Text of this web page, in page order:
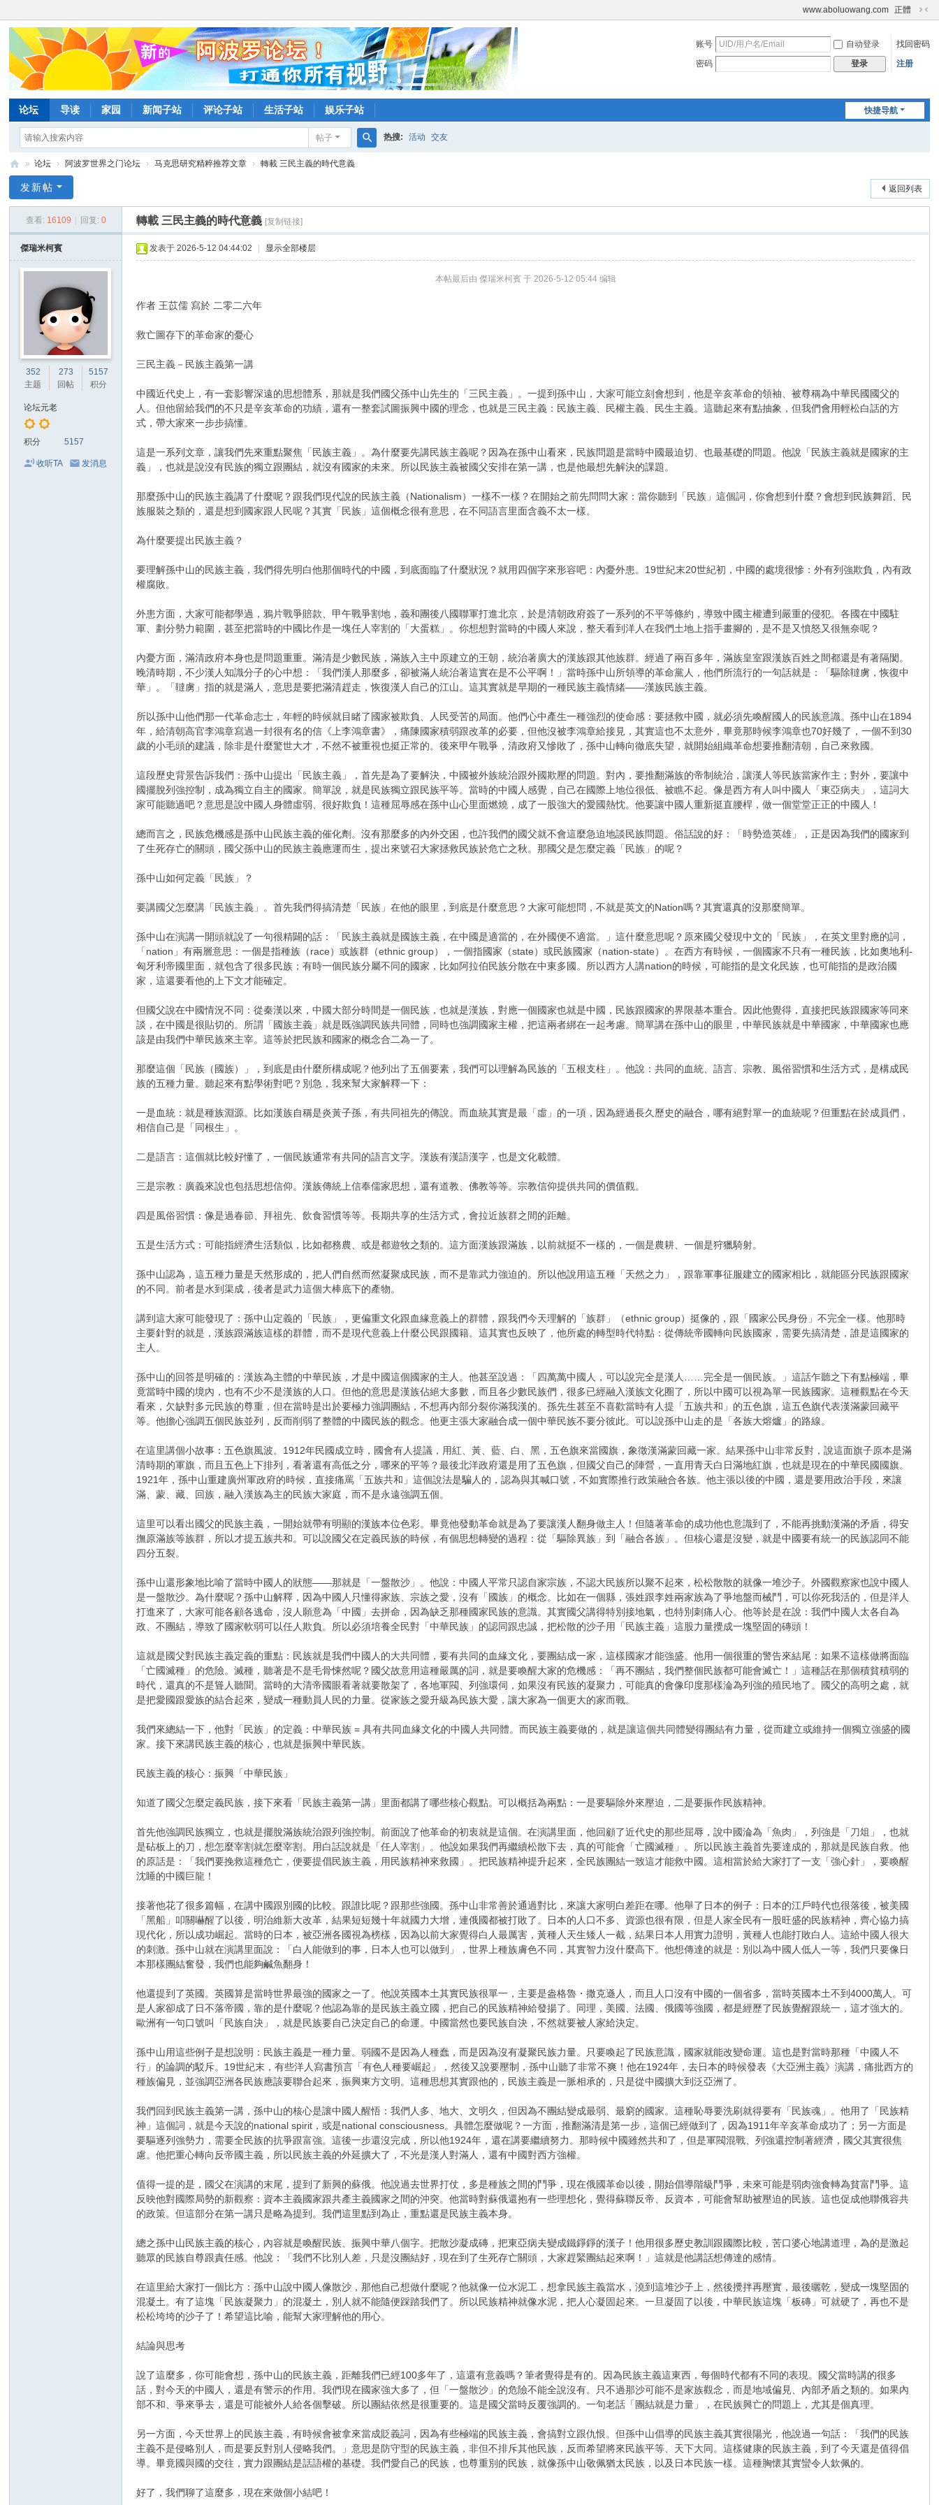
www.aboluowang.com 正體
切
到
账号 自动登录
找回密码
密码
登录 注册
快捷导航
论坛 导读 家园 新闻子站 评论子站 生活子站 娱乐子站
帖子 热搜: 活动 交友
波
网
» 论坛 › 阿波罗世界之门论坛 › 马克思研究精粹推荐文章 › 轉載 三民主義的時代意義
返回列表
发新帖
查看: 16109 回复: 0 轉載 三民主義的時代意義 [复制链接]
傑瑞米柯賓
352
主题
273
回帖
5157
积分
论坛元老
积分 5157
收听TA 发消息
发表于 2026-5-12 04:44:02 显示全部楼层
本帖最后由 傑瑞米柯賓 于 2026-5-12 05:44 编辑
作者 王苡儒 寫於 二零二六年
救亡圖存下的革命家的憂心
三民主義－民族主義第一講
中國近代史上，有一套影響深遠的思想體系，那就是我們國父孫中山先生的「三民主義」。一提到孫中山，大家可能立刻會想到，他是辛亥革命的領袖、被尊稱為中華民國國父的
人。但他留給我們的不只是辛亥革命的功績，還有一整套試圖振興中國的理念，也就是三民主義：民族主義、民權主義、民生主義。這聽起來有點抽象，但我們會用輕松白話的方
式，帶大家來一步步搞懂。
這是一系列文章，讓我們先來重點聚焦「民族主義」。為什麼要先講民族主義呢？因為在孫中山看來，民族問題是當時中國最迫切、也最基礎的問題。他說「民族主義就是國家的主
義」​，也就是說沒有民族的獨立跟團結，就沒有國家的未來。所以民族主義被國父安排在第一講，也是他最想先解決的課題。
那麼孫中山的民族主義講了什麼呢？跟我們現代說的民族主義（Nationalism）一樣不一樣？在開始之前先問問大家：當你聽到「民族」這個詞，你會想到什麼？會想到民族舞蹈、民
族服裝之類的，還是想到國家跟人民呢？其實「民族」這個概念很有意思，在不同語言里面含義不太一樣。
為什麼要提出民族主義？
要理解孫中山的民族主義，我們得先明白他那個時代的中國，到底面臨了什麼狀況？就用四個字來形容吧：內憂外患。19世紀末20世紀初，中國的處境很慘：外有列強欺負，內有政
權腐敗。
外患方面，大家可能都學過，鴉片戰爭賠款、甲午戰爭割地，義和團後八國聯軍打進北京，於是清朝政府簽了一系列的不平等條約，導致中國主權遭到嚴重的侵犯。各國在中國駐
軍、劃分勢力範圍，甚至把當時的中國比作是一塊任人宰割的「大蛋糕」。你想想對當時的中國人來說，整天看到洋人在我們土地上指手畫腳的，是不是又憤怒又很無奈呢？
內憂方面，滿清政府本身也是問題重重。滿清是少數民族，滿族入主中原建立的王朝，統治著廣大的漢族跟其他族群。經過了兩百多年，滿族皇室跟漢族百姓之間都還是有著隔閡。
晚清時期，不少漢人知識分子的心中想：「我們漢人那麼多，卻被滿人統治著這實在是不公平啊！」當時孫中山所領導的革命黨人，他們所流行的一句話就是：「驅除韃虜，恢復中
華」。「韃虜」指的就是滿人，意思是要把滿清趕走，恢復漢人自己的江山。這其實就是早期的一種民族主義情緒——漢族民族主義。
所以孫中山他們那一代革命志士，年輕的時候就目睹了國家被欺負、人民受苦的局面。他們心中產生一種強烈的使命感：要拯救中國，就必須先喚醒國人的民族意識。孫中山在1894
年，給清朝高官李鴻章寫過一封很有名的信《上李鴻章書》，痛陳國家積弱跟改革的必要，但他沒被李鴻章給接見，其實這也不太意外，畢竟那時候李鴻章也70好幾了，一個不到30
歲的小毛頭的建議，除非是什麼驚世大才，不然不被重視也挺正常的。後來甲午戰爭，清政府又慘敗了，孫中山轉向徹底失望，就開始組織革命想要推翻清朝，自己來救國。
這段歷史背景告訴我們：孫中山提出「民族主義」，首先是為了要解決，中國被外族統治跟外國欺壓的問題。對內，要推翻滿族的帝制統治，讓漢人等民族當家作主；對外，要讓中
國擺脫列強控制，成為獨立自主的國家。簡單說，就是民族獨立跟民族平等。當時的中國人感覺，自己在國際上地位很低、被瞧不起。像是西方有人叫中國人「東亞病夫」，這詞大
家可能聽過吧？意思是說中國人身體虛弱、很好欺負！這種屈辱感在孫中山心里面燃燒，成了一股強大的愛國熱忱。他要讓中國人重新挺直腰桿，做一個堂堂正正的中國人！
總而言之，民族危機感是孫中山民族主義的催化劑。沒有那麼多的內外交困，也許我們的國父就不會這麼急迫地談民族問題。俗話說的好：「時勢造英雄」，正是因為我們的國家到
了生死存亡的關頭，國父孫中山的民族主義應運而生，提出來號召大家拯救民族於危亡之秋。那國父是怎麼定義「民族」的呢？
孫中山如何定義「民族」？
要講國父怎麼講「民族主義」。首先我們得搞清楚「民族」在他的眼里，到底是什麼意思？大家可能想問，不就是英文的Nation嗎？其實還真的沒那麼簡單。
孫中山在演講一開頭就說了一句很精闢的話：「民族主義就是國族主義，在中國是適當的，在外國便不適當。」這什麼意思呢？原來國父發現中文的「民族」，在英文里對應的詞，
「nation」有兩層意思：一個是指種族（race）或族群（ethnic group），一個指國家（state）或民族國家（nation-state）​。在西方有時候，一個國家不只有一種民族，比如奧地利-
匈牙利帝國里面，就包含了很多民族；有時一個民族分屬不同的國家，比如阿拉伯民族分散在中東多國。所以西方人講nation的時候，可能指的是文化民族，也可能指的是政治國
家，這還要看他的上下文才能確定。
但國父說在中國情況不同：從秦漢以來，中國大部分時間是一個民族，也就是漢族，對應一個國家也就是中國，民族跟國家的界限基本重合​。因此他覺得，直接把民族跟國家等同來
談，在中國是很貼切的。所謂「國族主義」就是既強調民族共同體，同時也強調國家主權，把這兩者綁在一起考慮。簡單講在孫中山的眼里，中華民族就是中華國家，中華國家也應
該是由我們中華民族來主宰。這等於把民族和國家的概念合二為一了。
那麼這個「民族（國族）」，到底是由什麼所構成呢？他列出了五個要素，我們可以理解為民族的「五根支柱」。他說：共同的血統、語言、宗教、風俗習慣和生活方式，是構成民
族的五種力量​。聽起來有點學術對吧？別急，我來幫大家解釋一下：
一是血統：就是種族淵源。比如漢族自稱是炎黃子孫，有共同祖先的傳說。而血統其實是最「虛」的一項，因為經過長久歷史的融合，哪有絕對單一的血統呢？但重點在於成員們，
相信自己是「同根生」。
二是語言：這個就比較好懂了，一個民族通常有共同的語言文字。漢族有漢語漢字，也是文化載體。
三是宗教：廣義來說也包括思想信仰。漢族傳統上信奉儒家思想，還有道教、佛教等等。宗教信仰提供共同的價值觀。
四是風俗習慣：像是過春節、拜祖先、飲食習慣等等。長期共享的生活方式，會拉近族群之間的距離。
五是生活方式：可能指經濟生活類似，比如都務農、或是都遊牧之類的。這方面漢族跟滿族，以前就挺不一樣的，一個是農耕、一個是狩獵騎射。
孫中山認為，這五種力量是天然形成的，把人們自然而然凝聚成民族，而不是靠武力強迫的​。所以他說用這五種「天然之力」，跟靠軍事征服建立的國家相比，就能區分民族跟國家
的不同​。前者是水到渠成，後者是武力這個大棒底下的產物。
講到這大家可能發現了：孫中山定義的「民族」，更偏重文化跟血緣意義上的群體，跟我們今天理解的「族群」（ethnic group）挺像的，跟「國家公民身份」不完全一樣。他那時
主要針對的就是，漢族跟滿族這樣的群體，而不是現代意義上什麼公民跟國籍。這其實也反映了，他所處的轉型時代特點：從傳統帝國轉向民族國家，需要先搞清楚，誰是這國家的
主人。
孫中山的回答是明確的：漢族為主體的中華民族，才是中國這個國家的主人。他甚至說過：「四萬萬中國人，可以說完全是漢人……完全是一個民族。」這話乍聽之下有點極端，畢
竟當時中國的境內，也有不少不是漢族的人口。但他的意思是漢族佔絕大多數，而且各少數民族們，很多已經融入漢族文化圈了，所以中國可以視為單一民族國家。這種觀點在今天
看來，欠缺對多元民族的尊重，但在當時是出於要極力強調團結，不想再內部分裂你滿我漢的。孫先生甚至不喜歡當時有人提「五族共和」的五色旗，這五色旗代表漢滿蒙回藏平
等。他擔心強調五個民族並列，反而削弱了整體的中國民族的觀念。他更主張大家融合成一個中華民族不要分彼此。可以說孫中山走的是「各族大熔爐」的路線。
在這里講個小故事：五色旗風波。1912年民國成立時，國會有人提議，用紅、黃、藍、白、黑，五色旗來當國旗，象徵漢滿蒙回藏一家。結果孫中山非常反對，說這面旗子原本是滿
清時期的軍旗，而且五色上下排列，看著還有高低之分，哪來的平等？最後北洋政府還是用了五色旗，但國父自己的陣營，一直用青天白日滿地紅旗，也就是現在的中華民國國旗。
1921年，孫中山重建廣州軍政府的時候，直接痛罵「五族共和」這個說法是騙人的，認為與其喊口號，不如實際推行政策融合各族。他主張以後的中國，還是要用政治手段，來讓
滿、蒙、藏、回族，融入漢族為主的民族大家庭，而不是永遠強調五個。
這里可以看出國父的民族主義，一開始就帶有明顯的漢族本位色彩。畢竟他發動革命就是為了要讓漢人翻身做主人！但隨著革命的成功他也意識到了，不能再挑動漢滿的矛盾，得安
撫原滿族等族群，所以才提五族共和。可以說國父在定義民族的時候，有個思想轉變的過程：從「驅除異族」到「融合各族」。但核心還是沒變，就是中國要有統一的民族認同不能
四分五裂。
孫中山還形象地比喻了當時中國人的狀態——那就是「一盤散沙」。他說：中國人平常只認自家宗族，不認大民族所以聚不起來，松松散散的就像一堆沙子​。外國觀察家也說中國人
是一盤散沙。為什麼呢？孫中山解釋，因為中國人只懂得家族、宗族之愛，沒有「國族」的概念​。比如在一個縣，張姓跟李姓兩家族為了爭地盤而械鬥，可以你死我活的，但是洋人
打進來了，大家可能各顧各逃命，沒人願意為「中國」去拼命，因為缺乏那種國家民族的意識​。其實國父講得特別接地氣，也特別刺痛人心。他等於是在說：我們中國人太各自為
政、不團結，導致了國家軟弱可以任人欺負。所以必須培養全民對「中華民族」的認同跟忠誠，把松散的沙子用「民族主義」這股力量攪成一塊堅固的磚頭！
這就是國父對民族主義定義的重點：民族就是我們中國人的大共同體，要有共同的血緣文化，要團結成一家，這樣國家才能強盛。他用一個很重的警告來結尾：如果不這樣做將面臨
「亡國滅種」的危險​。滅種，聽著是不是毛骨悚然呢？國父故意用這種嚴厲的詞，就是要喚醒大家的危機感：「再不團結，我們整個民族都可能會滅亡！」這種話在那個積貧積弱的
時代，還真的不是聳人聽聞。當時的大清帝國眼看著就要散架了，各地軍閥、列強環伺，如果沒有民族的凝聚力，可能真的會像印度那樣淪為列強的殖民地了。國父的高明之處，就
是把愛國跟愛族的結合起來，變成一種動員人民的力量。從家族之愛升級為民族大愛，讓大家為一個更大的家而戰。
我們來總結一下，他對「民族」的定義：中華民族 = 具有共同血緣文化的中國人共同體。而民族主義要做的，就是讓這個共同體變得團結有力量，從而建立或維持一個獨立強盛的國
家。接下來講民族主義的核心，也就是振興中華民族。
民族主義的核心：振興「中華民族」
知道了國父怎麼定義民族，接下來看「民族主義第一講」里面都講了哪些核心觀點。可以概括為兩點：一是要驅除外來壓迫，二是要振作民族精神。
首先他強調民族獨立，也就是擺脫滿族統治跟列強控制。前面說了他革命的初衷就是這個。在演講里面，他回顧了近代史的那些屈辱，說中國淪為「魚肉」，列強是「刀俎」，也就
是砧板上的刀，想怎麼宰割就怎麼宰割​。用白話說就是「任人宰割」。他說如果我們再繼續松散下去，真的可能會「亡國滅種」。所以民族主義首先要達成的，那就是民族自救。他
的原話是：「我們要挽救這種危亡，便要提倡民族主義，用民族精神來救國」​。把民族精神提升起來，全民族團結一致這才能救中國。這相當於給大家打了一支「強心針」，要喚醒
沈睡的中國巨龍！
接著他花了很多篇幅，在講中國跟別國的比較。跟誰比呢？跟那些強國。孫中山非常善於通過對比，來讓大家明白差距在哪。他舉了日本的例子：日本的江戶時代也很落後，被美國
「黑船」叩關嚇醒了以後，明治維新大改革，結果短短幾十年就國力大增，連俄國都被打敗了​。日本的人口不多、資源也很有限，但是人家全民有一股旺盛的民族精神，齊心協力搞
現代化，所以成功崛起。當時的日本，被亞洲各國視為榜樣，因為以前大家覺得白人最厲害，黃種人天生矮人一截，結果日本人用實力證明，黃種人也能打敗白人。這給中國人很大
的刺激。孫中山就在演講里面說：「白人能做到的事，日本人也可以做到」，世界上種族膚色不同，其實智力沒什麼高下​。他想傳達的就是：別以為中國人低人一等，我們只要像日
本那樣團結奮發，我們也能夠鹹魚翻身！
他還提到了英國。英國算是當時世界最強的國家之一了。他說英國本土其實民族很單一，主要是盎格魯・撒克遜人，而且人口沒有中國的一個省多，當時英國本土不到4000萬人​。可
是人家卻成了日不落帝國，靠的是什麼呢？他認為靠的是民族主義立國，把自己的民族精神給發揚了。同理，美國、法國、俄國等強國，都是經歷了民族覺醒跟統一，這才強大的。
歐洲有一句口號叫「民族自決」，就是民族要自己決定自己的命運。中國當然也要民族自決，不然就要被人家給決定。
孫中山用這些例子是想說明：民族主義是一種力量。弱國不是因為人種蠢，而是因為沒有凝聚民族力量。只要喚起了民族意識，國家就能改變命運。這也是對當時那種「中國人不
行」的論調的駁斥。19世紀末，有些洋人寫書預言「有色人種要崛起」，然後又說要壓制，孫中山聽了非常不爽！他在1924年，去日本的時候發表《大亞洲主義》演講，痛批西方的
種族偏見，並強調亞洲各民族應該要聯合起來，振興東方文明。這種思想其實跟他的，民族主義是一脈相承的，只是從中國擴大到泛亞洲了。
我們回到民族主義第一講，孫中山的核心是讓中國人醒悟：我們人多、地大、文明久，但因為不團結變成最弱、最窮的國家​。這種恥辱要洗刷就得要有「民族魂」。他用了「民族精
神」這個詞，就是今天說的national spirit，或是national consciousness。具體怎麼做呢？一方面，推翻滿清是第一步，這個已經做到了，因為1911年辛亥革命成功了；另一方面是
要驅逐列強勢力，需要全民族的抗爭跟富強。這後一步還沒完成，所以他1924年，還在講要繼續努力。那時候中國雖然共和了，但是軍閥混戰、列強還控制著經濟，國父其實很焦
慮。他把重心轉向反帝國主義，所以民族主義的外延擴大了，不光是漢人對滿人，還有中國對西方強權。
值得一提的是，國父在演講的末尾，提到了新興的蘇俄。他說過去世界打仗，多是種族之間的鬥爭，現在俄國革命以後，開始倡導階級鬥爭，未來可能是弱肉強食轉為貧富鬥爭​。這
反映他對國際局勢的新觀察：資本主義國家跟共產主義國家之間的沖突。他當時對蘇俄還抱有一些理想化，覺得蘇聯反帝、反資本，可能會幫助被壓迫的民族。這也促成他聯俄容共
的政策。但這部分在第一講只是略為提到。我們這里點到為止，重點還是民族主義本身。
總之孫中山民族主義的核心，內容就是喚醒民族、振興中華八個字。把散沙凝成磚，把東亞病夫變成鐵錚錚的漢子！他用很多歷史教訓跟國際比較，苦口婆心地講道理，為的是激起
聽眾的民族自尊跟責任感。他說：「我們不比別人差，只是沒團結好，現在到了生死存亡關頭，大家趕緊團結起來啊！」這就是他講話想傳達的感情。
在這里給大家打一個比方：孫中山說中國人像散沙，那他自己想做什麼呢？他就像一位水泥工，想拿民族主義當水，澆到這堆沙子上，然後攪拌再壓實，最後曬乾，變成一塊堅固的
混凝土。有了這塊「民族凝聚力」的混凝土，別人就不能隨便踩踏我們了。所以民族精神就像水泥，把人心凝固起來。一旦凝固了以後，中華民族這塊「板磚」可就硬了，再也不是
松松垮垮的沙子了！希望這比喻，能幫大家理解他的用心。
結論與思考
說了這麼多，你可能會想，孫中山的民族主義，距離我們已經100多年了，這還有意義嗎？筆者覺得是有的。因為民族主義這東西，每個時代都有不同的表現。國父當時講的很多
話，對今天的中國人，還是有警示的作用。我們現在國家強大多了，但「一盤散沙」的危險不能全說沒有。只不過那沙可能不是家族觀念，而是地域偏見、內部矛盾之類的。如果內
部不和、爭來爭去，還是可能被外人給各個擊破。所以團結依然是很重要的。這是國父當時反覆強調的。一句老話「團結就是力量」，在民族興亡的問題上，尤其是個真理。
另一方面，今天世界上的民族主義，有時候會被拿來當成貶義詞，因為有些極端的民族主義，會搞對立跟仇恨。但孫中山倡導的民族主義其實很陽光，他說過一句話：「我們的民族
主義不是侵略別人，而是要反對別人侵略我們。」意思是防守型的民族主義，非但不排斥其他民族，反而希望將來民族平等、天下大同。這樣健康的民族主義，到了今天還是值得倡
導。畢竟國與國的交往，實力跟團結是話語權的基礎。我們愛自己的民族，也尊重別的民族，就像孫中山敬佩猶太民族，以及日本民族一樣​。這種胸懷其實蠻令人欽佩的。
好了，我們聊了這麼多，現在來做個小結吧！